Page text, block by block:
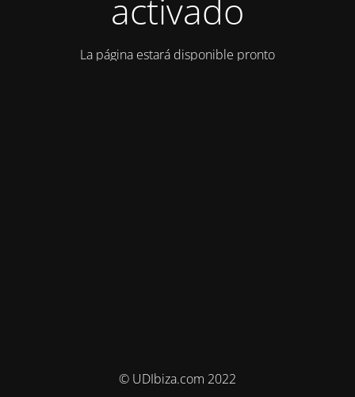
activado
La página estará disponible pronto
© UDIbiza.com 2022